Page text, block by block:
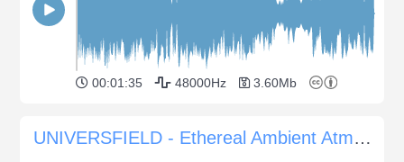
00:01:35 48000Hz 3.60Mb
UNIVERSFIELD - Ethereal Ambient Atmosphere